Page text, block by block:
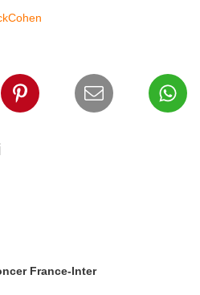
France-Inter